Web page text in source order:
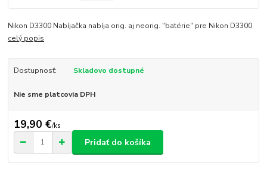
Nikon D3300 Nabíjačka nabíja orig. aj neorig. "batérie" pre Nikon D3300
celý popis
Dostupnosť: Skladovo dostupné
Nie sme platcovia DPH
19,90 €/ks
Pridať do košíka